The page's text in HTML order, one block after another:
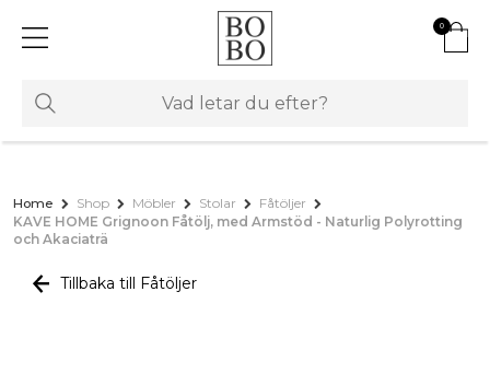
0
Home Shop Möbler Stolar
Fåtöljer
KAVE HOME Grignoon Fåtölj, med Armstöd - Naturlig Polyrotting
och Akaciaträ
Tillbaka till Fåtöljer